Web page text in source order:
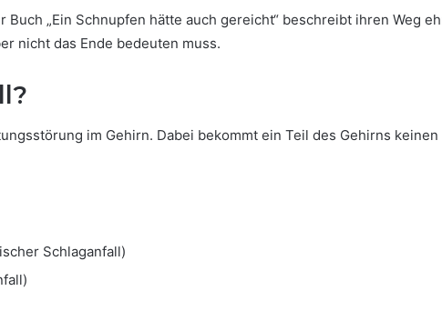
„Ein Schnupfen hätte auch gereicht“ beschreibt ihren Weg
nicht das Ende bedeuten muss.
im Gehirn. Dabei bekommt ein Teil des Gehirns
Schlaganfall)